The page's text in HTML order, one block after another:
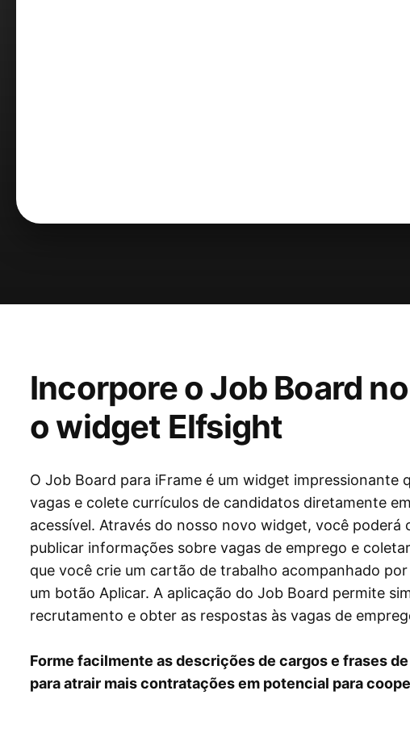
Incorpore o Job Board
o widget Elfsight
O Job Board para iFrame é um widget impressionante
vagas e colete currículos de candidatos diretamente
acessível. Através do nosso novo widget, você poderá
publicar informações sobre vagas de emprego e
que você crie um cartão de trabalho acompanhado
um botão Aplicar. A aplicação do Job Board permite
recrutamento e obter as respostas às vagas de
Forme facilmente as descrições de cargos e frases
para atrair mais contratações em potencial para